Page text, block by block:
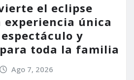
el eclipse
experiencia única
y
toda la familia
Ago 7, 2026